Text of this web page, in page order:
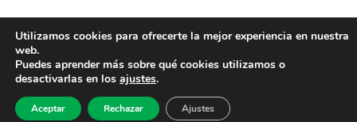
Utilizamos cookies para ofrecerte la mejor experiencia en nuestra
web.
Puedes aprender más sobre qué cookies utilizamos o
desactivarlas en los ajustes.
Aceptar Rechazar Ajustes